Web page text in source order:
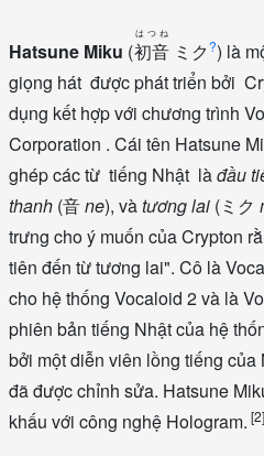
#Anime
#Otakul
#Cosplay
Hatsune Miku (初音
はつね
ミク ?) là
giọng hát được phát triển bởi
dụng kết hợp với chương trình
Corporation . Cái tên Hatsune
ghép các từ tiếng Nhật làđầu
thanh (音ne), vàtương lai (ミク
trưng cho ý muốn của Crypton
tiên đến từ tương lai". Cô là
cho hệ thống Vocaloid 2 và là
phiên bản tiếng Nhật của hệ
bởi một diễn viên lồng tiếng
đã được chỉnh sửa. Hatsune
khấu với công nghệ Hologram. [2]